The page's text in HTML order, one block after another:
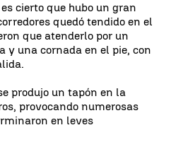
cierto que hubo un gran
quedó tendido en el
que atenderlo por un
y una cornada en el pie, con
produjo un tapón en la
provocando numerosas
en leves